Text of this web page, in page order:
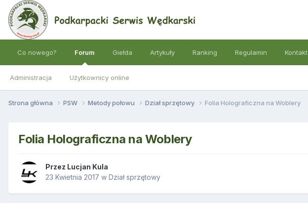
Co nowego? Forum
Administracja Użytkownicy online
Giełda Artykuły Ranking Regulamin Kontakt
Strona główna PSW Metody połowu Dział sprzętowy Folia Holograficzna na Woblery
Folia Holograficzna na Woblery
Przez Lucjan Kula
23 Kwietnia 2017 w Dział sprzętowy